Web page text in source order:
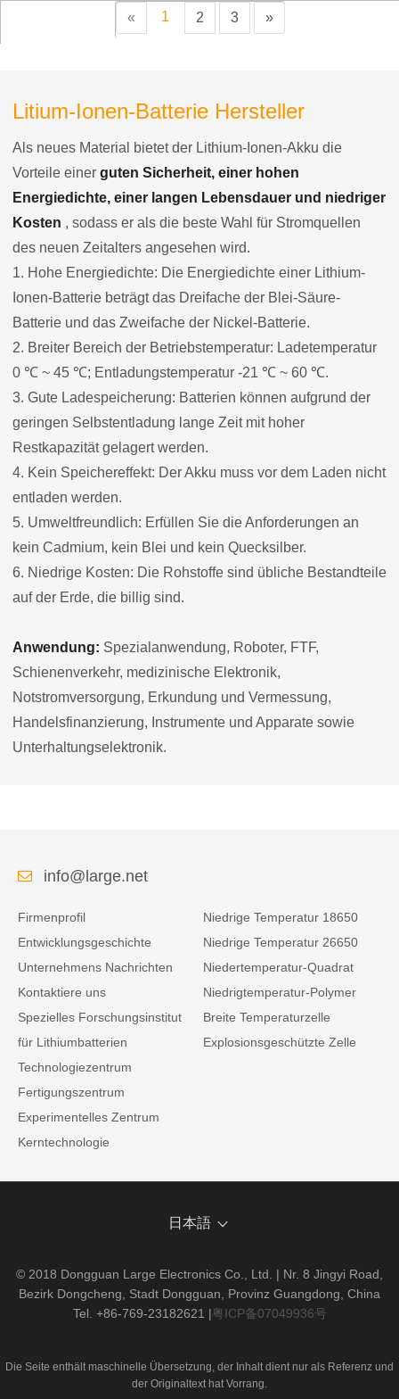
« 1 2 3 »
Litium-Ionen-Batterie Hersteller
Als neues Material bietet der Lithium-Ionen-Akku die
Vorteile einer guten Sicherheit, einer hohen
Energiedichte, einer langen Lebensdauer und niedriger
Kosten , sodass er als die beste Wahl für Stromquellen
des neuen Zeitalters angesehen wird.
1. Hohe Energiedichte: Die Energiedichte einer Lithium-
Ionen-Batterie beträgt das Dreifache der Blei-Säure-
Batterie und das Zweifache der Nickel-Batterie.
2. Breiter Bereich der Betriebstemperatur: Ladetemperatur
0 ℃ ~ 45 ℃; Entladungstemperatur -21 ℃ ~ 60 ℃.
3. Gute Ladespeicherung: Batterien können aufgrund der
geringen Selbstentladung lange Zeit mit hoher
Restkapazität gelagert werden.
4. Kein Speichereffekt: Der Akku muss vor dem Laden nicht
entladen werden.
5. Umweltfreundlich: Erfüllen Sie die Anforderungen an
kein Cadmium, kein Blei und kein Quecksilber.
6. Niedrige Kosten: Die Rohstoffe sind übliche Bestandteile
auf der Erde, die billig sind.
Anwendung: Spezialanwendung, Roboter, FTF,
Schienenverkehr, medizinische Elektronik,
Notstromversorgung, Erkundung und Vermessung,
Handelsfinanzierung, Instrumente und Apparate sowie
Unterhaltungselektronik.
info@large.net
Firmenprofil
Entwicklungsgeschichte
Unternehmens Nachrichten
Kontaktiere uns
Spezielles Forschungsinstitut
für Lithiumbatterien
Technologiezentrum
Fertigungszentrum
Experimentelles Zentrum
Kerntechnologie
Niedrige Temperatur 18650
Niedrige Temperatur 26650
Niedertemperatur-Quadrat
Niedrigtemperatur-Polymer
Breite Temperaturzelle
Explosionsgeschützte Zelle
日本語
© 2018 Dongguan Large Electronics Co., Ltd. | Nr. 8 Jingyi Road,
Bezirk Dongcheng, Stadt Dongguan, Provinz Guangdong, China
Tel. +86-769-23182621 |粤ICP备07049936号
Die Seite enthält maschinelle Übersetzung, der Inhalt dient nur als Referenz und
der Originaltext hat Vorrang.